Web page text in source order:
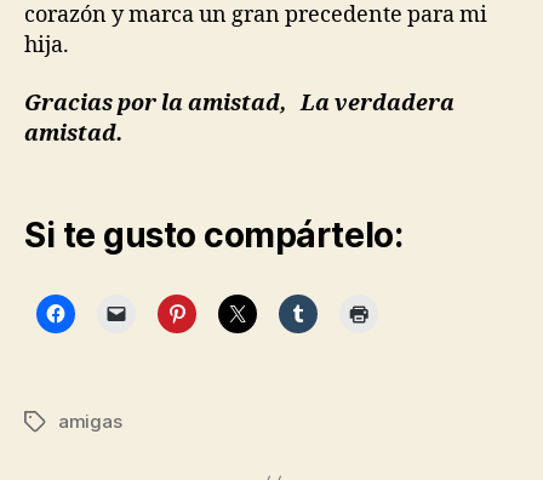
corazón y marca un gran precedente para mi
hija.
Gracias por la amistad, La verdadera
amistad.
Si te gusto compártelo:
Etiquetas
amigas